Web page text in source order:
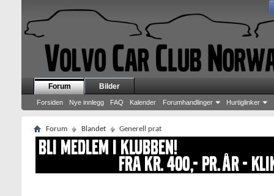
Forum
Forsiden Nye innlegg FAQ Kalender Forumhandlinger Hurtiglinker
Bilder
Forum Blandet Generell prat